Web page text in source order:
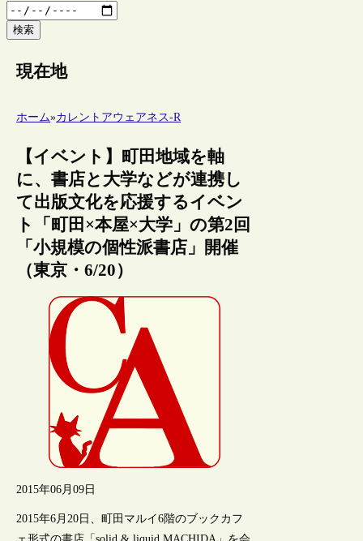
検索
現在地
ホーム»カレントアウェアネス-R
【イベント】町田地域を軸
に、書店と大学などが連携し
て出版文化を応援するイベン
ト「町田×本屋×大学」の第2回
「小規模の個性派書店」開催
（東京・6/20）
2015年06月09日
2015年6月20日、町田マルイ6階のブックカフ